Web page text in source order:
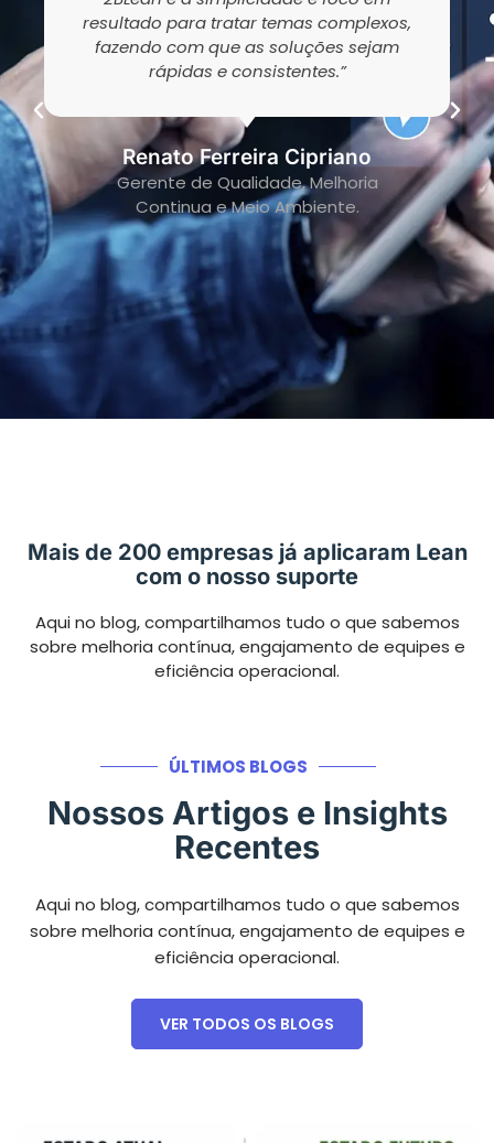
resultado para tratar temas complexos,
fazendo com que as soluções sejam
rápidas e consistentes.”
Renato Ferreira Cipriano
Gerente de Qualidade, Melhoria
Continua e Meio Ambiente.
Mais de 200 empresas já aplicaram Lean
com o nosso suporte
Aqui no blog, compartilhamos tudo o que sabemos
sobre melhoria contínua, engajamento de equipes e
eficiência operacional.
ÚLTIMOS BLOGS
Nossos Artigos e Insights
Recentes
Aqui no blog, compartilhamos tudo o que sabemos
sobre melhoria contínua, engajamento de equipes e
eficiência operacional.
VER TODOS OS BLOGS